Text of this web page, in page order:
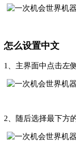
怎么设置中文
1、主界面中点击左
2、随后选择最下方的